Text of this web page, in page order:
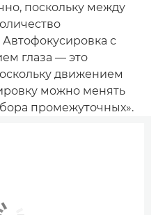
поскольку между
с
глаза — это
движением
можно менять
промежуточных».